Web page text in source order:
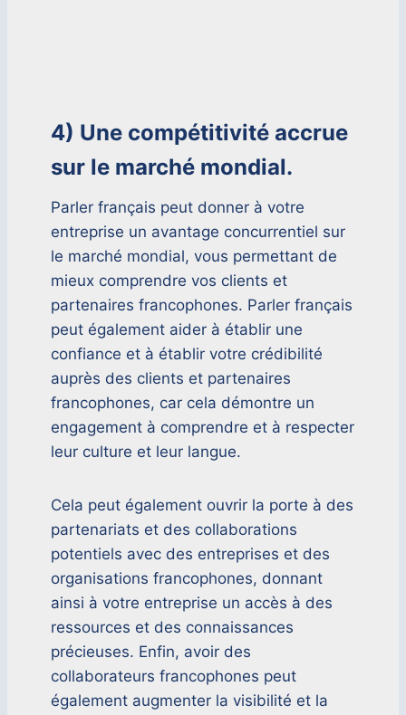
4) Une compétitivité accrue
sur le marché mondial.
Parler français peut donner à votre
entreprise un avantage concurrentiel sur
le marché mondial, vous permettant de
mieux comprendre vos clients et
partenaires francophones. Parler français
peut également aider à établir une
confiance et à établir votre crédibilité
auprès des clients et partenaires
francophones, car cela démontre un
engagement à comprendre et à respecter
leur culture et leur langue.
Cela peut également ouvrir la porte à des
partenariats et des collaborations
potentiels avec des entreprises et des
organisations francophones, donnant
ainsi à votre entreprise un accès à des
ressources et des connaissances
précieuses. Enfin, avoir des
collaborateurs francophones peut
également augmenter la visibilité et la